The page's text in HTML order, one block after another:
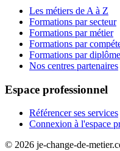
Les métiers de A à Z
Formations par secteur
Formations par métier
Formations par
Formations par diplôme
Nos centres partenaires
Espace professionnel
Référencer ses services
Connexion à l'espace
© 2026 je-change-de-